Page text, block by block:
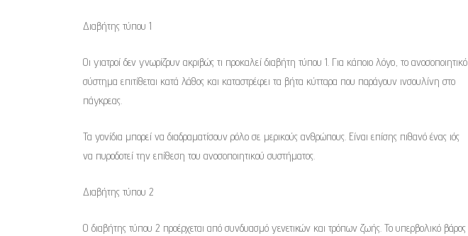
Διαβήτης τύπου 1
Οι γιατροί δεν γνωρίζουν ακριβώς τι προκαλεί διαβήτη τύπου 1. Για κάποιο λόγο, το ανοσοποιητικό
σύστημα επιτίθεται κατά λάθος και καταστρέφει τα βήτα κύτταρα που παράγουν ινσουλίνη στο
πάγκρεας.
Τα γονίδια μπορεί να διαδραματίσουν ρόλο σε μερικούς ανθρώπους. Είναι επίσης πιθανό ένας ιός
να πυροδοτεί την επίθεση του ανοσοποιητικού συστήματος.
Διαβήτης τύπου 2
Ο διαβήτης τύπου 2 προέρχεται από συνδυασμό γενετικών και τρόπων ζωής. Το υπερβολικό βάρος